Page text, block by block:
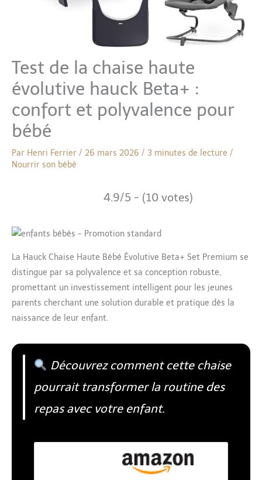
Test de la chaise haute
évolutive hauck Beta+ :
confort et polyvalence pour
bébé
Par Henri Ferrier / 26 mars 2026 / 3 minutes de lecture /
Nourrir son bébé
4.9/5 - (10 votes)
La Hauck Chaise Haute Bébé Évolutive Beta+ Set Premium se
distingue par sa polyvalence et sa conception robuste,
promettant un investissement intelligent pour les jeunes
parents cherchant une solution durable et pratique dès la
naissance de leur enfant.
Découvrez comment cette chaise
pourrait transformer la routine des
repas avec votre enfant.